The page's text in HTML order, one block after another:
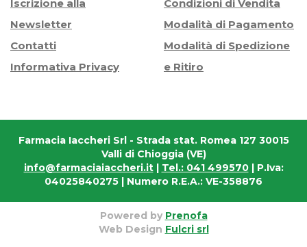
Iscrizione alla
Newsletter
Contatti
Informativa Privacy
Condizioni di Vendita
Modalità di Pagamento
Modalità di Spedizione
e Ritiro
Farmacia Iaccheri Srl - Strada stat. Romea 127 30015
Valli di Chioggia (VE)
info@farmaciaiaccheri.it| Tel.: 041 499570| P.Iva:
04025840275 | Numero R.E.A.: VE-358876
Powered by Prenofa
Web Design Fulcri srl